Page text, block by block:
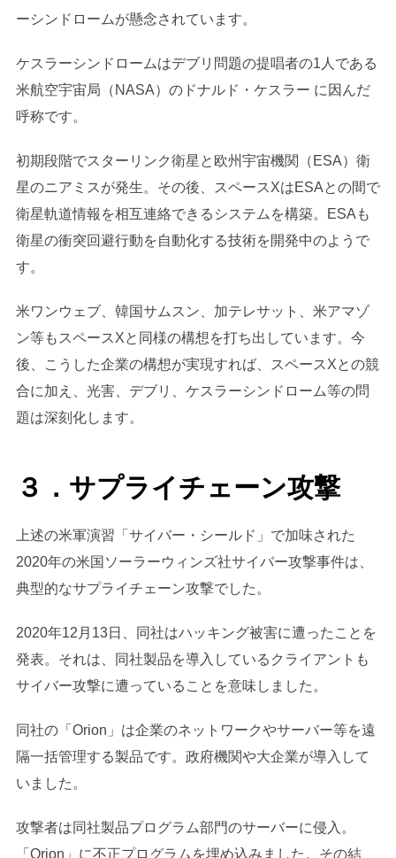
ーシンドロームが懸念されています。
ケスラーシンドロームはデブリ問題の提唱者の1人である
米航空宇宙局（NASA）のドナルド・ケスラー に因んだ
呼称です。
初期段階でスターリンク衛星と欧州宇宙機関（ESA）衛
星のニアミスが発生。その後、スペースXはESAとの間で
衛星軌道情報を相互連絡できるシステムを構築。ESAも
衛星の衝突回避行動を自動化する技術を開発中のようで
す。
米ワンウェブ、韓国サムスン、加テレサット、米アマゾ
ン等もスペースXと同様の構想を打ち出しています。今
後、こうした企業の構想が実現すれば、スペースXとの競
合に加え、光害、デブリ、ケスラーシンドローム等の問
題は深刻化します。
３．サプライチェーン攻撃
上述の米軍演習「サイバー・シールド」で加味された
2020年の米国ソーラーウィンズ社サイバー攻撃事件は、
典型的なサプライチェーン攻撃でした。
2020年12月13日、同社はハッキング被害に遭ったことを
発表。それは、同社製品を導入しているクライアントも
サイバー攻撃に遭っていることを意味しました。
同社の「Orion」は企業のネットワークやサーバー等を遠
隔一括管理する製品です。政府機関や大企業が導入して
いました。
攻撃者は同社製品プログラム部門のサーバーに侵入。
「Orion」に不正プログラムを埋め込みました。その結